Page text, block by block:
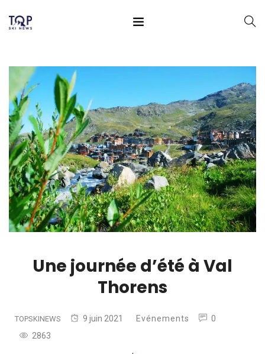
Une journée d’été à Val
Thorens
TOPSKINEWS 9 juin 2021 Evénements
0
2863